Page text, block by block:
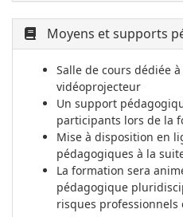
Moyens et supports
Salle de cours dédiée
vidéoprojecteur
Un support
participants lors de la
Mise à disposition en
pédagogiques à la
La formation sera
pédagogique
risques professionnels